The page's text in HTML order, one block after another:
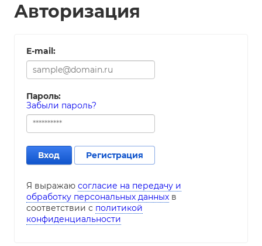
Авторизация
E-mail:
Пароль:
Забыли пароль?
Регистрация
Вход
Я выражаю согласие на передачу и
обработку персональных данныхв
соответствии с политикой
конфиденциальности